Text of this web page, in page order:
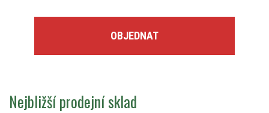
OBJEDNAT
Nejbližší prodejní sklad